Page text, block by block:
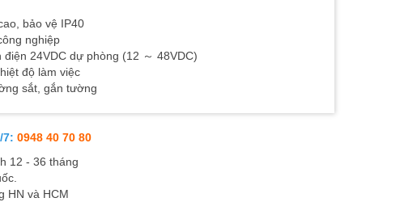
bảo vệ IP40
nghiệp
24VDC dự phòng (12 ～ 48VDC)
độ làm việc
sắt, gắn tường
7: 0948 40 70 80
12 - 36 tháng
HN và HCM